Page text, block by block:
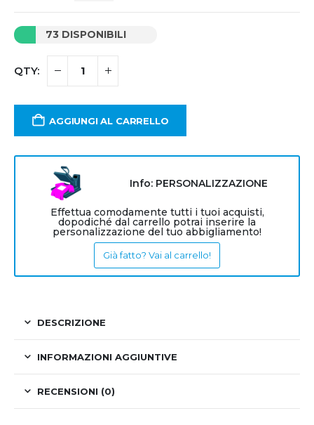
73 DISPONIBILI
AGGIUNGI AL CARRELLO
Info: PERSONALIZZAZIONE
Effettua comodamente tutti i tuoi acquisti,
dopodiché dal carrello potrai inserire la
personalizzazione del tuo abbigliamento!
Già fatto? Vai al carrello!
DESCRIZIONE
INFORMAZIONI AGGIUNTIVE
RECENSIONI (0)